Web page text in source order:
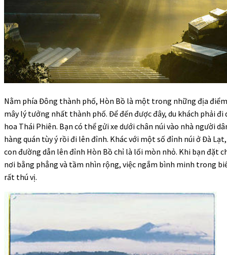
Nằm phía Đông thành phố, Hòn Bồ là một trong những địa
mây lý tưởng nhất thành phố. Để đến được đây, du khách phải đi
hoa Thái Phiên. Bạn có thể gửi xe dưới chân núi vào nhà người
hàng quán tùy ý rồi đi lên đỉnh. Khác với một số đỉnh núi ở Đà
con đường dẫn lên đỉnh Hòn Bồ chỉ là lối mòn nhỏ. Khi bạn đặt
nơi bằng phẳng và tầm nhìn rộng, việc ngắm bình minh trong
rất thú vị.